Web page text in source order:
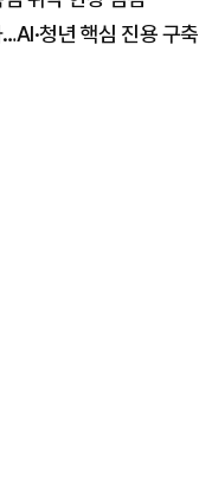
청년 핵심 진용 구축